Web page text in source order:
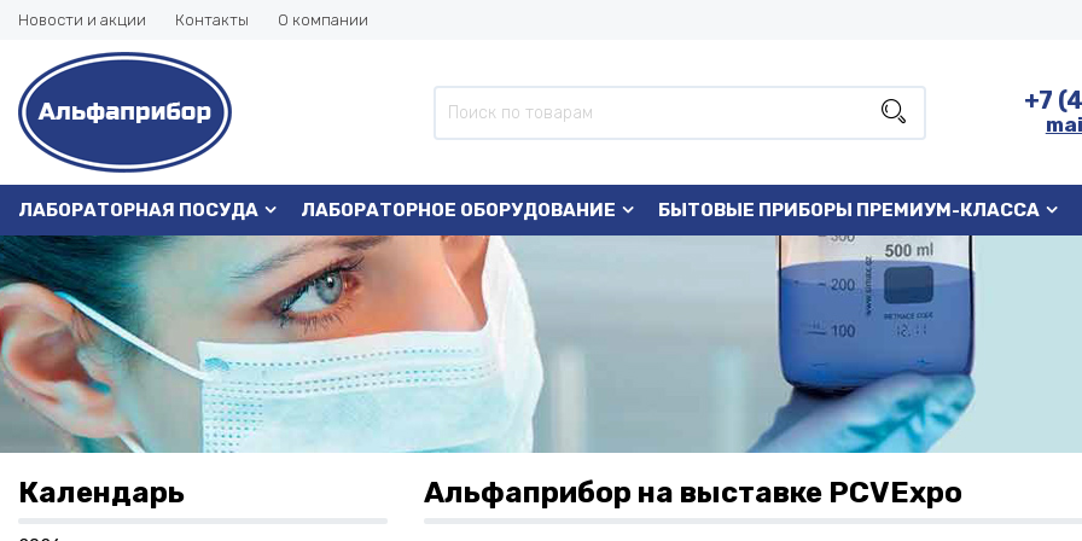
Новости и акции Контакты О компании
+7
ЛАБОРАТОРНАЯ ПОСУДА ЛАБОРАТОРНОЕ ОБОРУДОВАНИЕ БЫТОВЫЕ ПРИБОРЫ ПРЕМИУМ-КЛАССА
Календарь Альфаприбор на выставке PCVExpo